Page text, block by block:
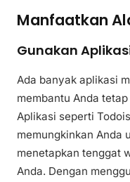
Manfaatkan
Gunakan
Ada banyak aplikasi
membantu Anda
Aplikasi seperti
memungkinkan Anda
menetapkan tenggat
Anda. Dengan